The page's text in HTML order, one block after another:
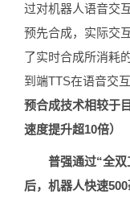
过对机器人语音交
预先合成，实际交
了实时合成所消耗
到端TTS在语音交
预合成技术相较于
速度提升超10倍）
普强通过“全
后，机器人快速500